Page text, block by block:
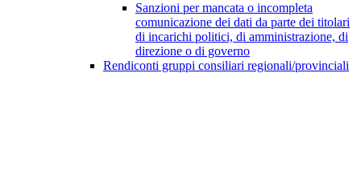
Sanzioni per mancata o incompleta
comunicazione dei dati da parte dei titolari
di incarichi politici, di amministrazione, di
direzione o di governo
Rendiconti gruppi consiliari regionali/provinciali